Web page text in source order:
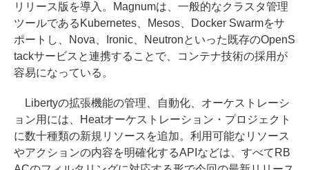
リリース版を導入。Magnumは、一般的なクラスタ管理
ツールであるKubernetes、Mesos、Docker Swarmをサ
ポートし、Nova、Ironic、Neutronといった既存のOpenS
tackサービスと連携することで、コンテナ技術の採用が
容易になっている。
Libertyの拡張機能の管理、自動化、オーケストレーシ
ョン用には、Heatオーケストレーション・プロジェクト
に数十種類の新規リソースを追加。利用可能なリソース
やアクションの内容を明確化するAPIなどは、すべてRB